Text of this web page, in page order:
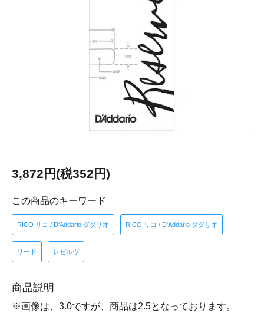
3,872円(税352円)
この商品のキーワード
RICO リコ / D'Addario ダダリオ RICO リコ / D'Addario ダダリオ
リード レゼルヴ
商品説明
※画像は、3.0ですが、商品は2.5となっております。